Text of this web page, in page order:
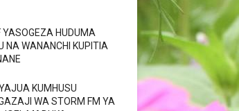
YASOGEZA HUDUMA
NA WANANCHI KUPITIA
KUMHUSU
WA STORM FM YA